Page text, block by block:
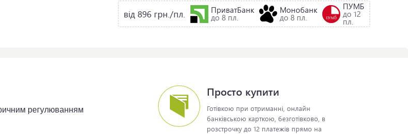
від 896 грн./пл. ПриватБанк
до 8 пл.
Монобанк
до 8 пл.
ПУМБ
до 12
пл.
регулюванням
Просто купити
Готівкою при отриманні, онлайн
банківською карткою, безготівково, в
розстрочку до 12 платежів прямо на